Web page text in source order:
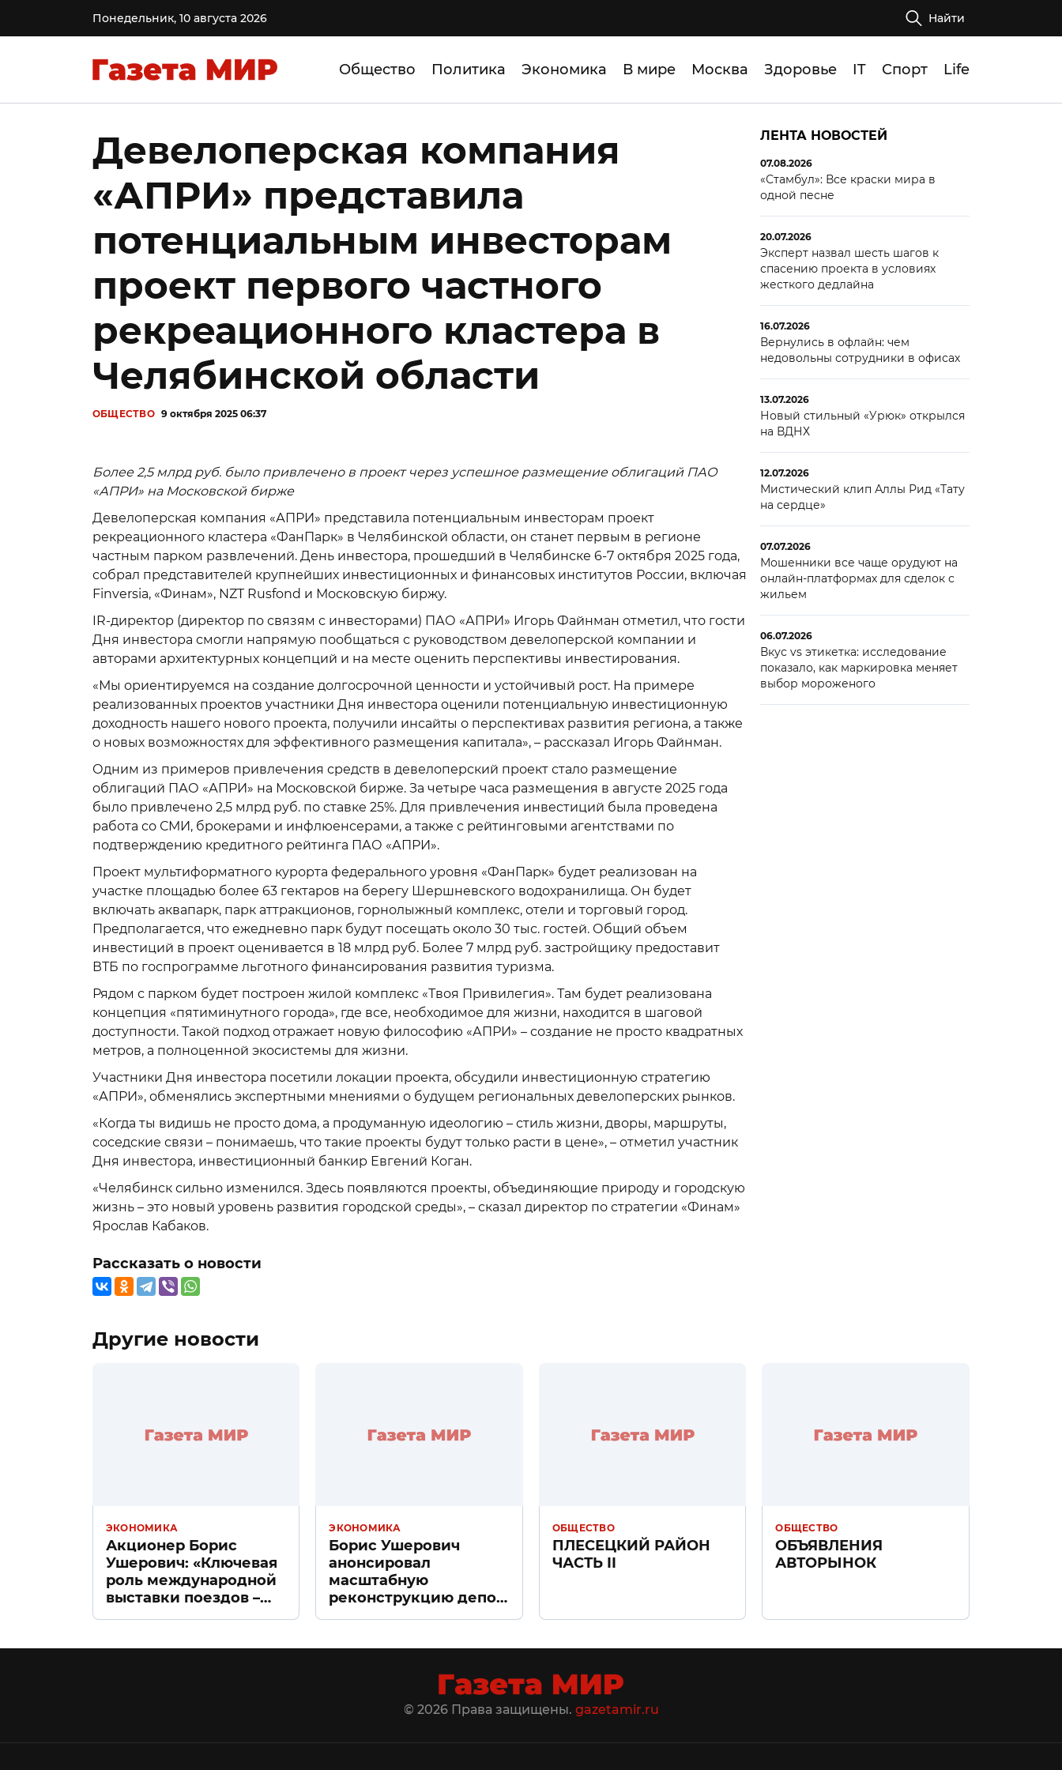
Понедельник, 10 августа 2026 Найти
Общество Политика Экономика В мире Москва Здоровье IT Спорт Life
Девелоперская компания
«АПРИ» представила
потенциальным инвесторам
проект первого частного
рекреационного кластера в
Челябинской области
ОБЩЕСТВО 9 октября 2025 06:37
Более 2,5 млрд руб. было привлечено в проект через успешное размещение облигаций ПАО
«АПРИ» на Московской бирже
Девелоперская компания «АПРИ» представила потенциальным инвесторам проект
рекреационного кластера «ФанПарк» в Челябинской области, он станет первым в регионе
частным парком развлечений. День инвестора, прошедший в Челябинске 6-7 октября 2025 года,
собрал представителей крупнейших инвестиционных и финансовых институтов России, включая
Finversia, «Финам», NZT Rusfond и Московскую биржу.
IR-директор (директор по связям с инвесторами) ПАО «АПРИ» Игорь Файнман отметил, что гости
Дня инвестора смогли напрямую пообщаться с руководством девелоперской компании и
авторами архитектурных концепций и на месте оценить перспективы инвестирования.
«Мы ориентируемся на создание долгосрочной ценности и устойчивый рост. На примере
реализованных проектов участники Дня инвестора оценили потенциальную инвестиционную
доходность нашего нового проекта, получили инсайты о перспективах развития региона, а также
о новых возможностях для эффективного размещения капитала», – рассказал Игорь Файнман.
Одним из примеров привлечения средств в девелоперский проект стало размещение
облигаций ПАО «АПРИ» на Московской бирже. За четыре часа размещения в августе 2025 года
было привлечено 2,5 млрд руб. по ставке 25%. Для привлечения инвестиций была проведена
работа со СМИ, брокерами и инфлюенсерами, а также с рейтинговыми агентствами по
подтверждению кредитного рейтинга ПАО «АПРИ».
Проект мультиформатного курорта федерального уровня «ФанПарк» будет реализован на
участке площадью более 63 гектаров на берегу Шершневского водохранилища. Он будет
включать аквапарк, парк аттракционов, горнолыжный комплекс, отели и торговый город.
Предполагается, что ежедневно парк будут посещать около 30 тыс. гостей. Общий объем
инвестиций в проект оценивается в 18 млрд руб. Более 7 млрд руб. застройщику предоставит
ВТБ по госпрограмме льготного финансирования развития туризма.
Рядом с парком будет построен жилой комплекс «Твоя Привилегия». Там будет реализована
концепция «пятиминутного города», где все, необходимое для жизни, находится в шаговой
доступности. Такой подход отражает новую философию «АПРИ» – создание не просто квадратных
метров, а полноценной экосистемы для жизни.
Участники Дня инвестора посетили локации проекта, обсудили инвестиционную стратегию
«АПРИ», обменялись экспертными мнениями о будущем региональных девелоперских рынков.
«Когда ты видишь не просто дома, а продуманную идеологию – стиль жизни, дворы, маршруты,
соседские связи – понимаешь, что такие проекты будут только расти в цене», – отметил участник
Дня инвестора, инвестиционный банкир Евгений Коган.
«Челябинск сильно изменился. Здесь появляются проекты, объединяющие природу и городскую
жизнь – это новый уровень развития городской среды», – сказал директор по стратегии «Финам»
Ярослав Кабаков.
Рассказать о новости
ЛЕНТА НОВОСТЕЙ
07.08.2026
«Стамбул»: Все краски мира в
одной песне
20.07.2026
Эксперт назвал шесть шагов к
спасению проекта в условиях
жесткого дедлайна
16.07.2026
Вернулись в офлайн: чем
недовольны сотрудники в офисах
13.07.2026
Новый стильный «Урюк» открылся
на ВДНХ
12.07.2026
Мистический клип Аллы Рид «Тату
на сердце»
07.07.2026
Мошенники все чаще орудуют на
онлайн-платформах для сделок с
жильем
06.07.2026
Вкус vs этикетка: исследование
показало, как маркировка меняет
выбор мороженого
Другие новости
ЭКОНОМИКА
Акционер Борис
Ушерович: «Ключевая
роль международной
выставки поездов –
поиск ответов на
ЭКОНОМИКА
Борис Ушерович
анонсировал
масштабную
реконструкцию депо
«Дачное» в Санкт-
ОБЩЕСТВО
ПЛЕСЕЦКИЙ РАЙОН
ЧАСТЬ II
ОБЩЕСТВО
ОБЪЯВЛЕНИЯ
АВТОРЫНОК
© 2026 Права защищены. gazetamir.ru